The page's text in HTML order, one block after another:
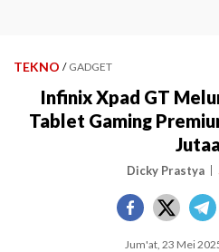
TEKNO / GADGET
Infinix Xpad GT
Tablet Gaming
Dicky Prastya
Jum'at, 23 Mei